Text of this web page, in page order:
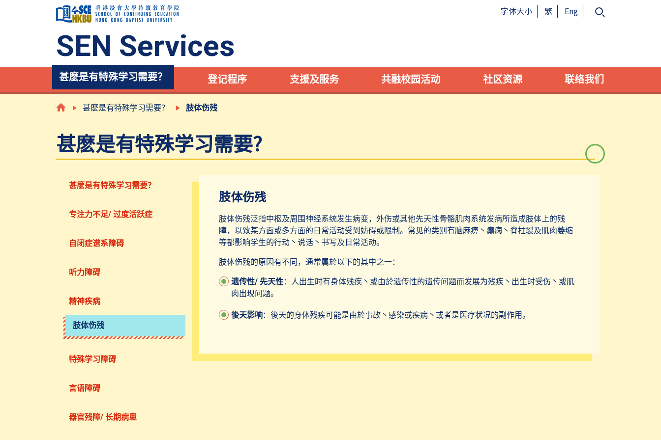
SEN Services
字体大小 繁 Eng
甚麽是有特殊学习需要？ 登记程序 支援及服务 共融校园活动 社区资源 联络我们
甚麽是有特殊学习需要？ 肢体伤残
甚麽是有特殊学习需要?
甚麽是有特殊学习需要？
专注力不足/ 过度活跃症
自闭症谱系障碍
听力障碍
精神疾病
肢体伤残
特殊学习障碍
言语障碍
器官残障/ 长期病患
肢体伤残
肢体伤残泛指中枢及周围神经系统发生病变，外伤或其他先天性骨骼肌肉系统发病所造成肢体上的残
障，以致某方面或多方面的日常活动受到妨碍或限制。常见的类别有脑麻痹丶癫痫丶脊柱裂及肌肉萎缩
等都影响学生的行动丶说话丶书写及日常活动。
肢体伤残的原因有不同，通常属於以下的其中之一：
遗传性/ 先天性：人出生时有身体残疾丶或由於遗传性的遗传问题而发展为残疾丶出生时受伤丶或肌
肉出现问题。
後天影响：後天的身体残疾可能是由於事故丶感染或疾病丶或者是医疗状况的副作用。